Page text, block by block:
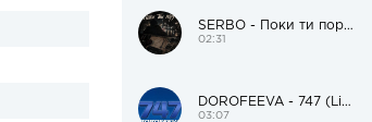
SERBO - Поки ти поруч
02:31
DOROFEEVA - 747 (Live Version)
03:07